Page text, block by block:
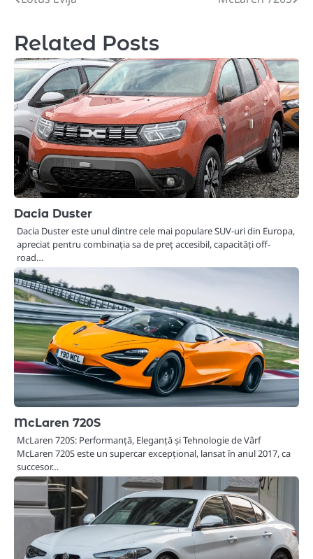
Related Posts
Dacia Duster
Dacia Duster este unul dintre cele mai populare SUV-uri din Europa,
apreciat pentru combinația sa de preț accesibil, capacități off-
road…
McLaren 720S
McLaren 720S: Performanță, Eleganță și Tehnologie de Vârf
McLaren 720S este un supercar excepțional, lansat în anul 2017, ca
succesor…